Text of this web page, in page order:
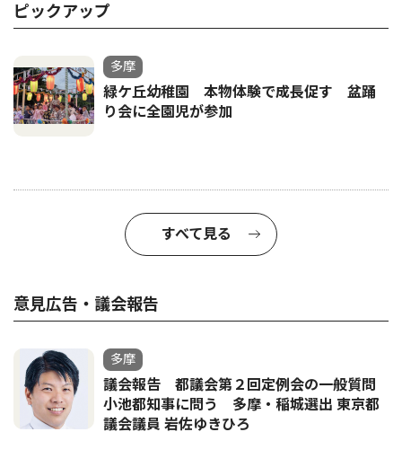
ピックアップ
多摩
緑ケ丘幼稚園 本物体験で成長促す 盆踊
り会に全園児が参加
すべて見る
意見広告・議会報告
多摩
議会報告 都議会第２回定例会の一般質問
小池都知事に問う 多摩・稲城選出 東京都
議会議員 岩佐ゆきひろ